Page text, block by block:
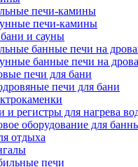
печи-камины
печи-камины
и сауны
банные печи на
банные печи на
печи для бани
печи для бани
и регистры для нагрева
оборудование для
отдыха
печи